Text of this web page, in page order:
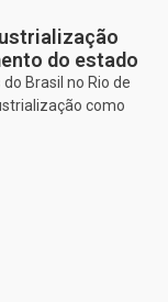
do estado
Brasil no Rio de
como